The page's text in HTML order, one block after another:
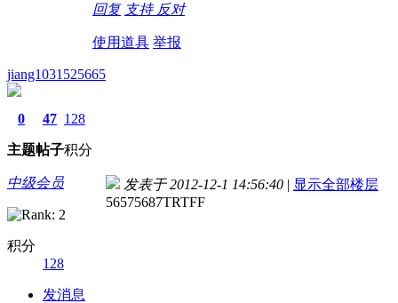
回复 支持 反对
使用道具 举报
jiang1031525665
0
主题
47
帖子
128
积分
中级会员
积分
128
发消息
发表于 2012-12-1 14:56:40 | 显示全部楼层
56575687TRTFF